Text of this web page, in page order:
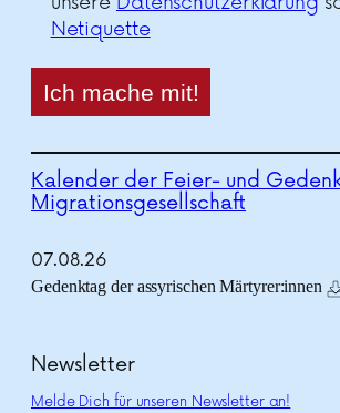
Netiquette
Kalender der Feier- und
Migrationsgesellschaft
07.08.26
Gedenktag der assyrischen Märtyrer:innen
Newsletter
Melde Dich für unseren Newsletter an!